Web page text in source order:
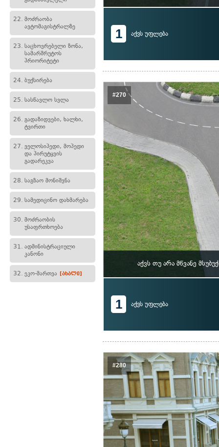
22. მოძრაობა
ავტომაგისტრალზე
23. საცხოვრებელი ზონა,
სამარშრუტოს
პრიორიტეტი
24. ბუქსირება
25. სასწავლო სვლა
26. გადაზიდვები, ხალხი,
ტვირთი
27. ველოსიპედი, მოპედი
და პირუტყვის
გადარეკვა
28. საგზაო მონიშვნა
29. სამედიცინო დახმარება
30. მოძრაობის
უსაფრთხოება
31. ადმინისტრაციული
კანონი
32. ეკო-მართვა [ახალი]
1 აქვს უფლება
#270
აქვს თუ არა მწვანე
1 აქვს უფლება
#280